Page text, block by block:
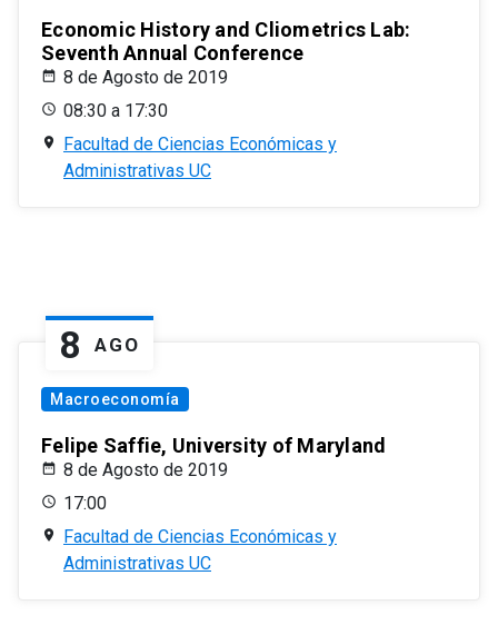
Economic History and Cliometrics Lab:
Seventh Annual Conference
8 de Agosto de 2019
08:30 a 17:30
Facultad de Ciencias Económicas y
Administrativas UC
8 AGO
Macroeconomía
Felipe Saffie, University of Maryland
8 de Agosto de 2019
17:00
Facultad de Ciencias Económicas y
Administrativas UC